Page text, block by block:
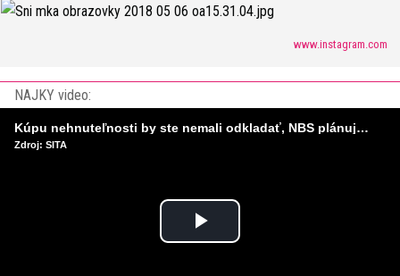
www.instagram.com
NAJKY video:
Play
Kúpu nehnuteľnosti by ste nemali odkladať, NBS plánuje sprísniť pravidlá pri hypotékach
Zdroj: SITA